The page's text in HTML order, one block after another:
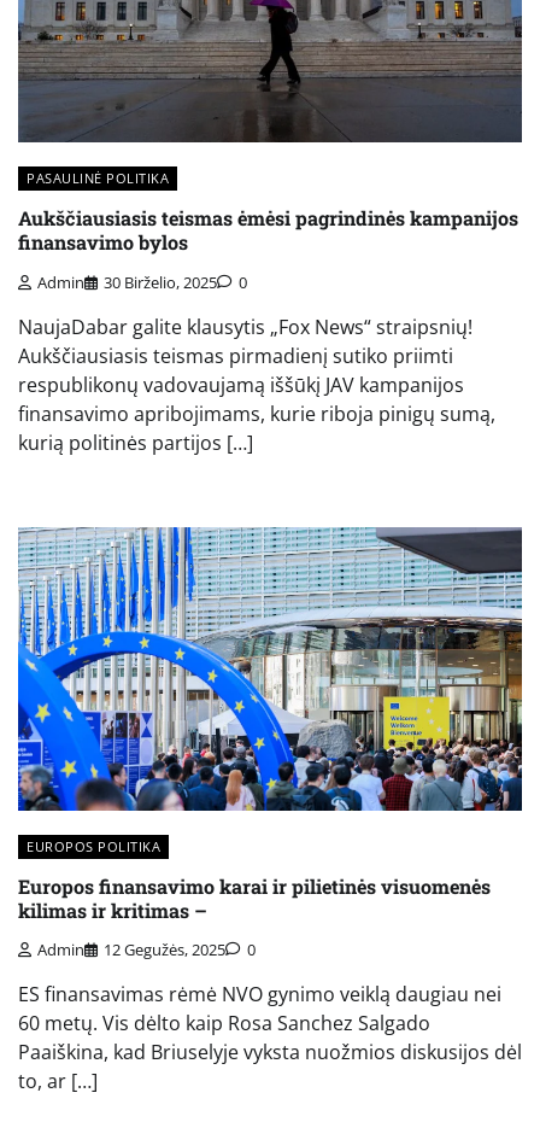
PASAULINĖ POLITIKA
Aukščiausiasis teismas ėmėsi pagrindinės kampanijos
finansavimo bylos
Admin 30 Birželio, 2025 0
NaujaDabar galite klausytis „Fox News“ straipsnių!
Aukščiausiasis teismas pirmadienį sutiko priimti
respublikonų vadovaujamą iššūkį JAV kampanijos
finansavimo apribojimams, kurie riboja pinigų sumą,
kurią politinės partijos […]
EUROPOS POLITIKA
Europos finansavimo karai ir pilietinės visuomenės
kilimas ir kritimas –
Admin 12 Gegužės, 2025 0
ES finansavimas rėmė NVO gynimo veiklą daugiau nei
60 metų. Vis dėlto kaip Rosa Sanchez Salgado
Paaiškina, kad Briuselyje vyksta nuožmios diskusijos dėl
to, ar […]